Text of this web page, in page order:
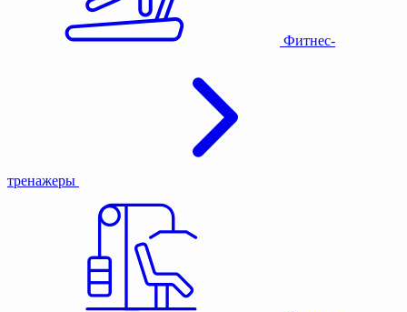
Фитнес-
тренажеры